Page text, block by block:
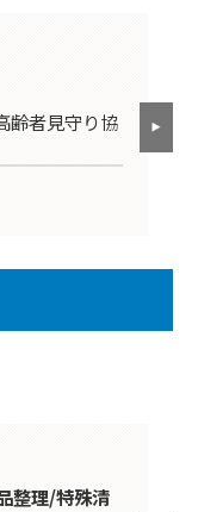
齢者見守り協
整理/特殊清